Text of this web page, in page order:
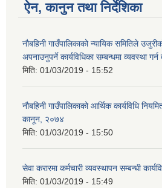
ऐन, कानुन तथा निर्देशिका
नौबहिनी गाउँपालिकाको न्यायिक समितिले
अपनाउनुपर्ने कार्यविधिका सम्बन्धमा व्यवस्था
मिति: 01/03/2019 - 15:52
नौबहिनी गाउँपालिकाको आर्थिक कार्यविधि
कानून, २०७४
मिति: 01/03/2019 - 15:50
सेवा करारमा कर्मचारी व्यवस्थापन सम्बन्धी
मिति: 01/03/2019 - 15:49